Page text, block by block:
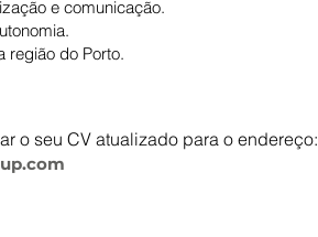
e comunicação.
região do Porto.
o seu CV atualizado para o endereço: